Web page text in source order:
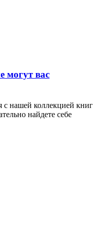
могут вас
с нашей коллекцией книг
найдете себе